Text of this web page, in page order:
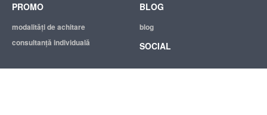
PROMO
modalităţi de achitare
consultanță individuală
BLOG
blog
SOCIAL